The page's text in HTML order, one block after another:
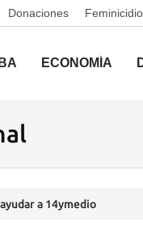
Donaciones
ECONOMÍA
a 14ymedio